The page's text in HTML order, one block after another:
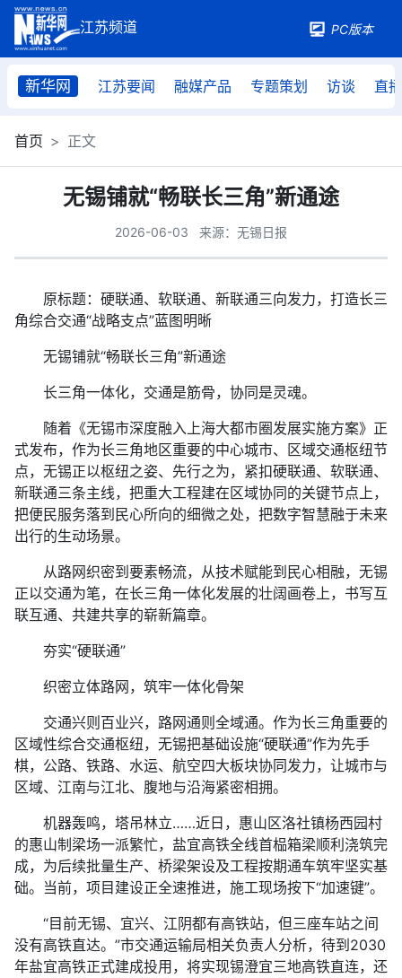
PC版本
新华网 江苏要闻 融媒产品 专题策划 访谈 直播
首页 正文
无锡铺就“畅联长三角”新通途
2026-06-03 来源：无锡日报
原标题：硬联通、软联通、新联通三向发力，打造长三
角综合交通“战略支点”蓝图明晰
无锡铺就“畅联长三角”新通途
长三角一体化，交通是筋骨，协同是灵魂。
随着《无锡市深度融入上海大都市圈发展实施方案》正
式发布，作为长三角地区重要的中心城市、区域交通枢纽节
点，无锡正以枢纽之姿、先行之为，紧扣硬联通、软联通、
新联通三条主线，把重大工程建在区域协同的关键节点上，
把便民服务落到民心所向的细微之处，把数字智慧融于未来
出行的生动场景。
从路网织密到要素畅流，从技术赋能到民心相融，无锡
正以交通为笔，在长三角一体化发展的壮阔画卷上，书写互
联互通、共建共享的崭新篇章。
夯实“硬联通”
织密立体路网，筑牢一体化骨架
交通兴则百业兴，路网通则全域通。作为长三角重要的
区域性综合交通枢纽，无锡把基础设施“硬联通”作为先手
棋，公路、铁路、水运、航空四大板块协同发力，让城市与
区域、江南与江北、腹地与沿海紧密相拥。
机器轰鸣，塔吊林立……近日，惠山区洛社镇杨西园村
的惠山制梁场一派繁忙，盐宜高铁全线首榀箱梁顺利浇筑完
成，为后续批量生产、桥梁架设及工程按期通车筑牢坚实基
础。当前，项目建设正全速推进，施工现场按下“加速键”。
“目前无锡、宜兴、江阴都有高铁站，但三座车站之间
没有高铁直达。”市交通运输局相关负责人分析，待到2030
年盐宜高铁正式建成投用，将实现锡澄宜三地高铁直连，还